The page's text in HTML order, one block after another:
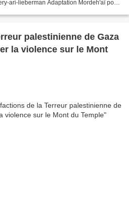
ari-lieberman Adaptation Mordeh'aï pour
palestinienne de Gaza
la violence sur le Mont